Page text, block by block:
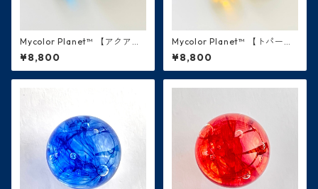
Mycolor Planet™ 【アクア・
青】 水星
¥8,800
Mycolor Planet™ 【トパー
ズ・橙色】金星
¥8,800